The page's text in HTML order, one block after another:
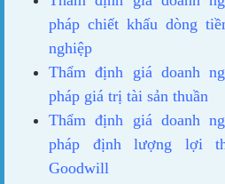
pháp chiết khấu dòng
nghiệp
Thẩm định giá doanh
pháp giá trị tài sản thuần
Thẩm định giá doanh
pháp định lượng lợi
Goodwill